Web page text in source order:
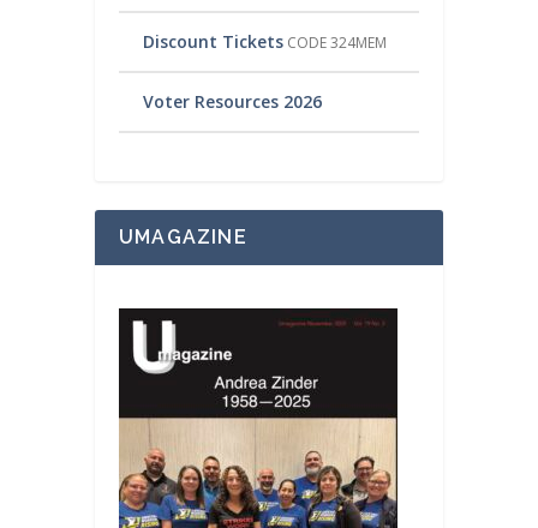
Discount Tickets CODE 324MEM
Voter Resources 2026
UMAGAZINE